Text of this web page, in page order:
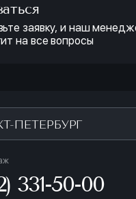
заявку, и наш
на все вопросы
ПЕТЕРБУРГ
331-50-00